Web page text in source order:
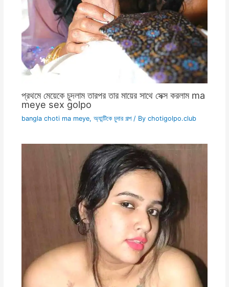
প্রথমে মেয়েকে চুদলাম তারপর তার মায়ের সাথে সেক্স করলাম ma
meye sex golpo
bangla choti ma meye, অ্যান্টিকে চুদার গল্প/ By chotigolpo.club